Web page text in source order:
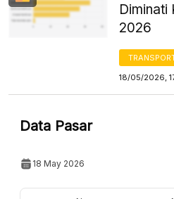
Diminati
2026
18/05/2026,
Data Pasar
18 May 2026